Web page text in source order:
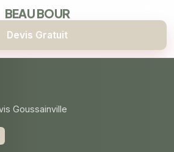
BEAU BOUR
Devis Gratuit
Goussainville